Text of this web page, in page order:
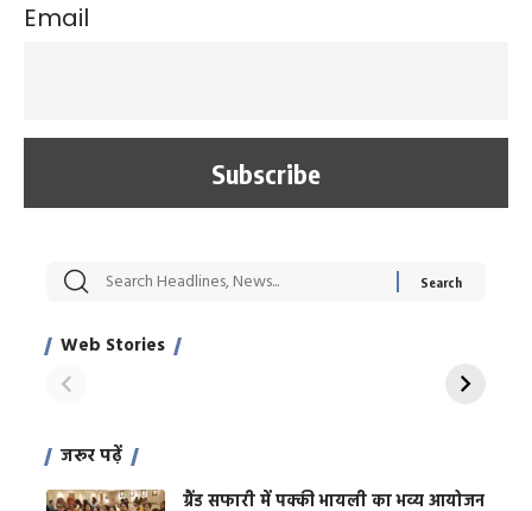
Email
Web Stories
सट्टेबाजी में अरेस्ट हुए
साहिल खान
रोज एक कच्चे लहसुन
जरूर पढ़ें
ग्रैंड सफारी में पक्की भायली का भव्य आयोजन